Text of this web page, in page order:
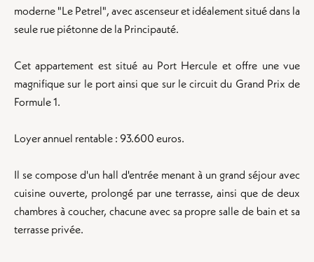
moderne "Le Petrel", avec ascenseur et idéalement situé dans la
seule rue piétonne de la Principauté.
Cet appartement est situé au Port Hercule et offre une vue
magnifique sur le port ainsi que sur le circuit du Grand Prix de
Formule 1.
Loyer annuel rentable : 93.600 euros.
Il se compose d'un hall d'entrée menant à un grand séjour avec
cuisine ouverte, prolongé par une terrasse, ainsi que de deux
chambres à coucher, chacune avec sa propre salle de bain et sa
terrasse privée.